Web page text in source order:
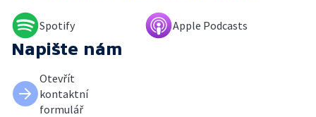
Spotify Apple Podcasts
Napište nám
Otevřít
kontaktní
formulář